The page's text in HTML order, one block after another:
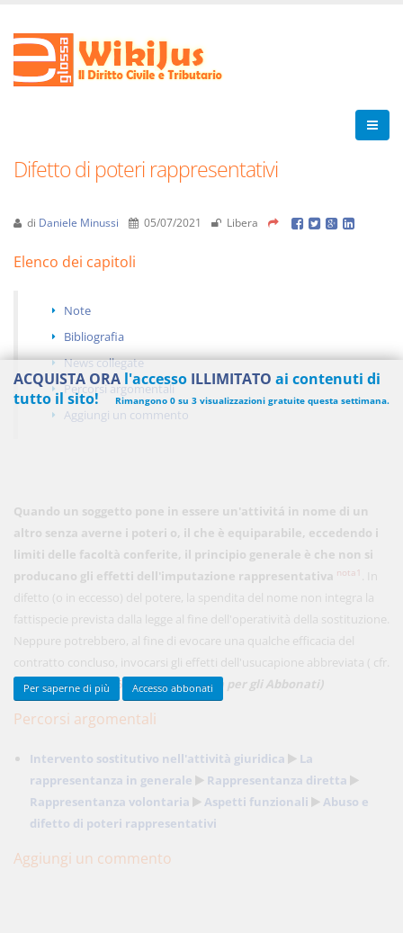
Difetto di poteri rappresentativi
di Daniele Minussi 05/07/2021 Libera
Elenco dei capitoli
Note
Bibliografia
News collegate
Percorsi argomentali
Aggiungi un commento
Quando un soggetto pone in essere un'attivitá in nome di un
altro senza averne i poteri o, il che è equiparabile, eccedendo i
limiti delle facoltà conferite, il principio generale è che non si
producano gli effetti dell'imputazione rappresentativa nota1
. In
difetto (o in eccesso) del potere, la spendita del nome non integra la
fattispecie prevista dalla legge al fine dell'operatività della sostituzione.
Neppure potrebbero, al fine di evocare una qualche efficacia del
contratto concluso, invocarsi gli effetti dell'usucapione abbreviata ( cfr.
Cass. Civ., Sez. II,4851/12). ...(Continua per gli Abbonati)
Percorsi argomentali
Intervento sostitutivo nell'attività giuridica
La
rappresentanza in generale
Rappresentanza diretta
Rappresentanza volontaria
Aspetti funzionali
Abuso e
difetto di poteri rappresentativi
Aggiungi un commento
ACQUISTA ORA l'accesso ILLIMITATO ai contenuti di
tutto il sito!
Rimangono 0 su 3 visualizzazioni gratuite questa settimana.
Acquista ora
48,00 € MENSILI
Per saperne di più Accesso abbonati